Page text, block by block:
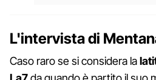
L'intervista di
Caso raro se si considera la